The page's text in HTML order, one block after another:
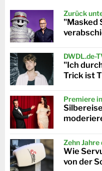
Zurück
"Masked
DWDL.de-
"Ich
Trick ist
Premiere
Zehn Jahre
Wie
von der